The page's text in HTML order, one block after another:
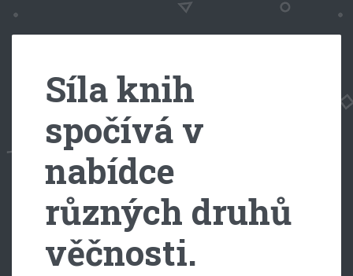
Síla knih
spočívá v
nabídce
různých druhů
věčnosti.